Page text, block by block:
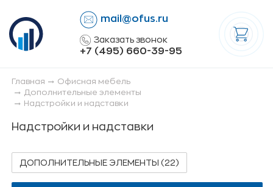
mail@ofus.ru
Заказать звонок
+7 (495) 660-39-95
Главная
Офисная мебель
Дополнительные элементы
Надстройки и надставки
Надстройки и надставки
ДОПОЛНИТЕЛЬНЫЕ ЭЛЕМЕНТЫ (22)